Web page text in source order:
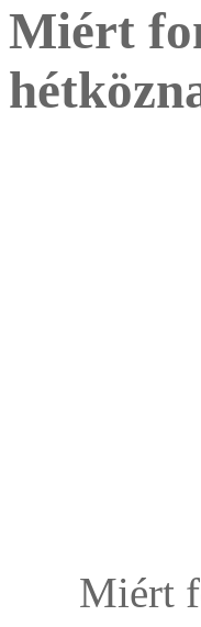
Miért
Miért